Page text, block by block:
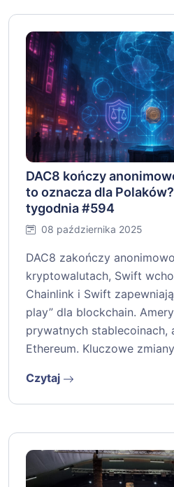
DAC8 kończy
to oznacza dla
tygodnia #594
08 października 2025
DAC8 zakończy
kryptowalutach, Swift
Chainlink i Swift
play” dla blockchain.
prywatnych stablecoinach,
Ethereum. Kluczowe
Czytaj